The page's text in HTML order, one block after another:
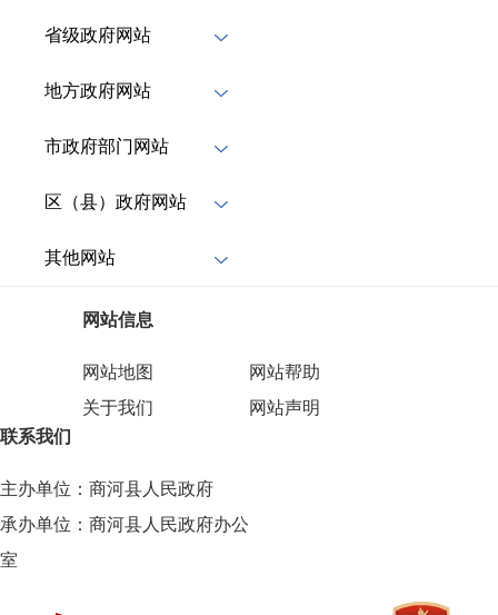
省级政府网站
地方政府网站
市政府部门网站
区（县）政府网站
其他网站
网站信息
网站地图
网站帮助
关于我们
网站声明
联系我们
主办单位：商河县人民政府
承办单位：商河县人民政府办公
室